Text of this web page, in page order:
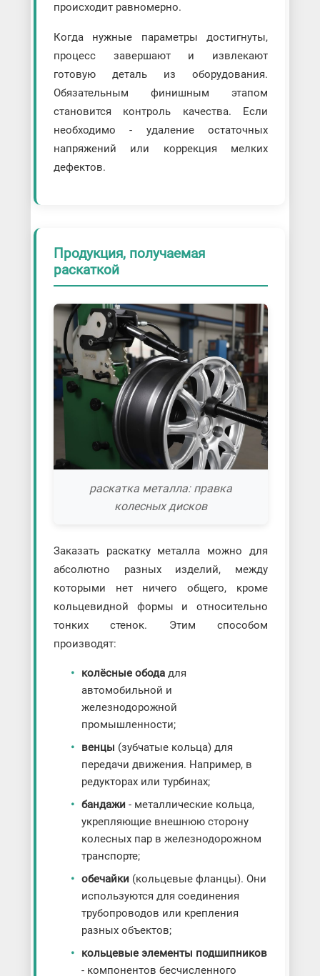
происходит равномерно.
Когда нужные параметры достигнуты,
процесс завершают и извлекают
готовую деталь из оборудования.
Обязательным финишным этапом
становится контроль качества. Если
необходимо - удаление остаточных
напряжений или коррекция мелких
дефектов.
Продукция, получаемая
раскаткой
раскатка металла: правка
колесных дисков
Заказать раскатку металла можно для
абсолютно разных изделий, между
которыми нет ничего общего, кроме
кольцевидной формы и относительно
тонких стенок. Этим способом
производят:
колёсные ободадля
автомобильной и
железнодорожной
промышленности;
венцы (зубчатые кольца) для
передачи движения. Например, в
редукторах или турбинах;
бандажи - металлические кольца,
укрепляющие внешнюю сторону
колесных пар в железнодорожном
транспорте;
обечайки (кольцевые фланцы). Они
используются для соединения
трубопроводов или крепления
разных объектов;
кольцевые элементы подшипников
- компонентов бесчисленного